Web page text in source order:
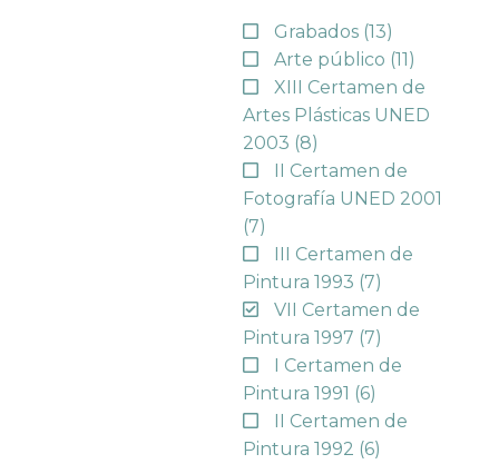
Grabados (13)
Arte público (11)
XIII Certamen de
Artes Plásticas UNED
2003 (8)
II Certamen de
Fotografía UNED 2001
(7)
III Certamen de
Pintura 1993 (7)
VII Certamen de
Pintura 1997 (7)
I Certamen de
Pintura 1991 (6)
II Certamen de
Pintura 1992 (6)